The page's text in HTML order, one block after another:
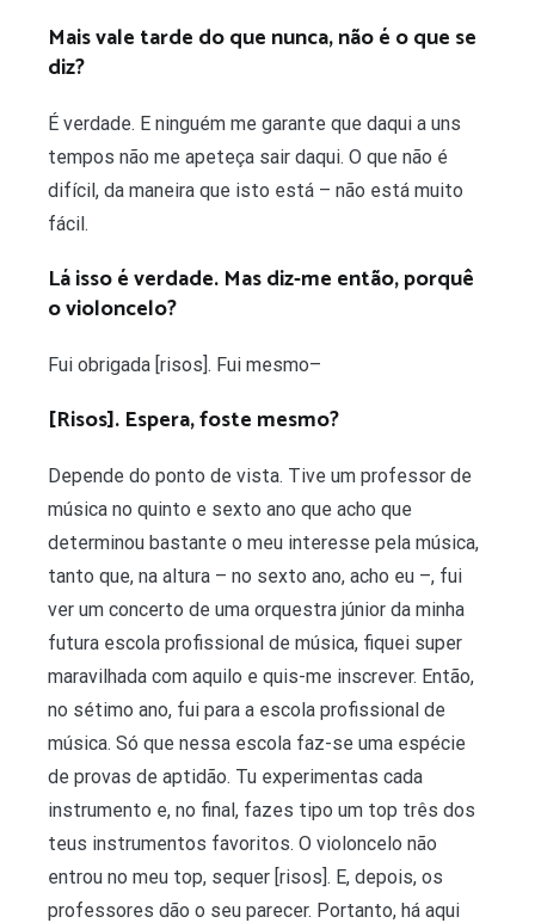
Mais vale tarde do que nunca, não é o que se
diz?
É verdade. E ninguém me garante que daqui a uns
tempos não me apeteça sair daqui. O que não é
difícil, da maneira que isto está – não está muito
fácil.
Lá isso é verdade. Mas diz-me então, porquê
o violoncelo?
Fui obrigada [risos]. Fui mesmo–
[Risos]. Espera, foste mesmo?
Depende do ponto de vista. Tive um professor de
música no quinto e sexto ano que acho que
determinou bastante o meu interesse pela música,
tanto que, na altura – no sexto ano, acho eu –, fui
ver um concerto de uma orquestra júnior da minha
futura escola profissional de música, fiquei super
maravilhada com aquilo e quis-me inscrever. Então,
no sétimo ano, fui para a escola profissional de
música. Só que nessa escola faz-se uma espécie
de provas de aptidão. Tu experimentas cada
instrumento e, no final, fazes tipo um top três dos
teus instrumentos favoritos. O violoncelo não
entrou no meu top, sequer [risos]. E, depois, os
professores dão o seu parecer. Portanto, há aqui